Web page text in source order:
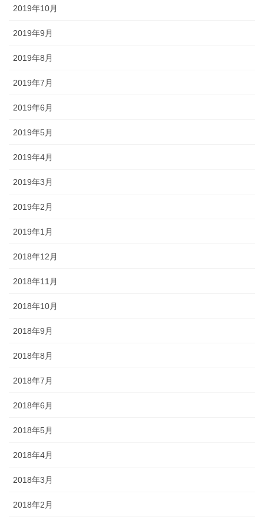
2019年10月
2019年9月
2019年8月
2019年7月
2019年6月
2019年5月
2019年4月
2019年3月
2019年2月
2019年1月
2018年12月
2018年11月
2018年10月
2018年9月
2018年8月
2018年7月
2018年6月
2018年5月
2018年4月
2018年3月
2018年2月